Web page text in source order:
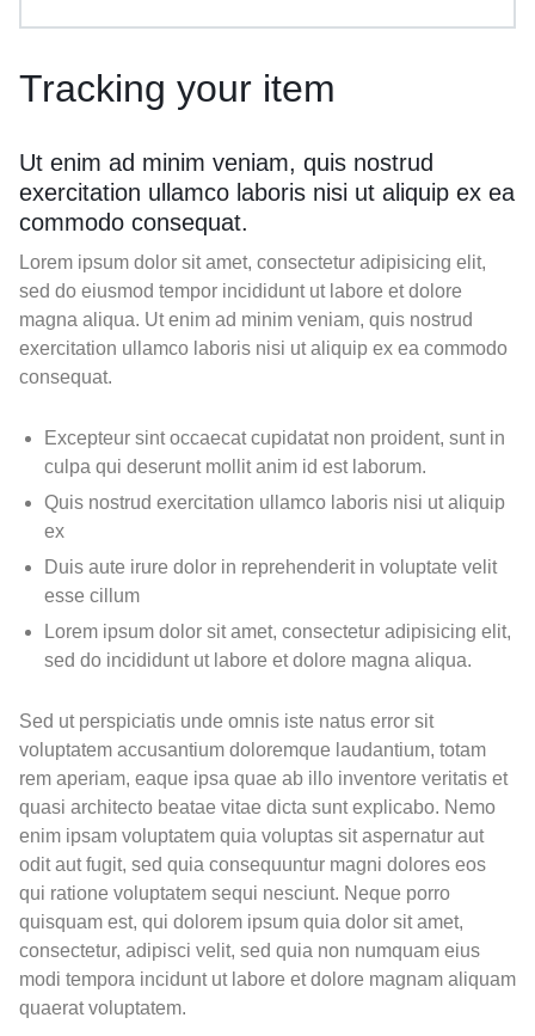
Tracking your item
Ut enim ad minim veniam, quis nostrud
exercitation ullamco laboris nisi ut aliquip ex ea
commodo consequat.
Lorem ipsum dolor sit amet, consectetur adipisicing elit,
sed do eiusmod tempor incididunt ut labore et dolore
magna aliqua. Ut enim ad minim veniam, quis nostrud
exercitation ullamco laboris nisi ut aliquip ex ea commodo
consequat.
Excepteur sint occaecat cupidatat non proident, sunt in
culpa qui deserunt mollit anim id est laborum.
Quis nostrud exercitation ullamco laboris nisi ut aliquip
ex
Duis aute irure dolor in reprehenderit in voluptate velit
esse cillum
Lorem ipsum dolor sit amet, consectetur adipisicing elit,
sed do incididunt ut labore et dolore magna aliqua.
Sed ut perspiciatis unde omnis iste natus error sit
voluptatem accusantium doloremque laudantium, totam
rem aperiam, eaque ipsa quae ab illo inventore veritatis et
quasi architecto beatae vitae dicta sunt explicabo. Nemo
enim ipsam voluptatem quia voluptas sit aspernatur aut
odit aut fugit, sed quia consequuntur magni dolores eos
qui ratione voluptatem sequi nesciunt. Neque porro
quisquam est, qui dolorem ipsum quia dolor sit amet,
consectetur, adipisci velit, sed quia non numquam eius
modi tempora incidunt ut labore et dolore magnam aliquam
quaerat voluptatem.